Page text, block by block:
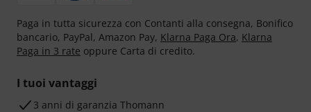
Paga in tutta sicurezza con Contanti alla consegna, Bonifico
bancario, PayPal, Amazon Pay, Klarna Paga Ora, Klarna
Paga in 3 rate oppure Carta di credito.
I tuoi vantaggi
3 anni di garanzia Thomann